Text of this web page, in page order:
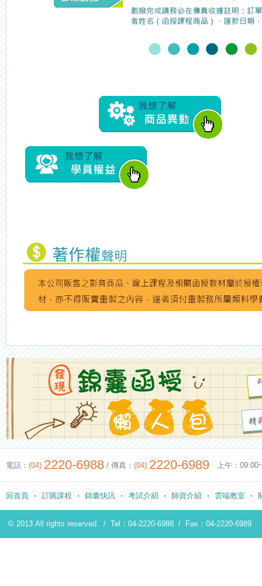
電話： (04) 2220-6988 / 傳真： (04) 2220-6989 上午：
回首頁 訂購課程 錦囊快訊 考試介紹 師資介紹 雲端教室
© 2013 All rights reserved. / Tel：04-2220-6988 / Fax：04-2220-6989